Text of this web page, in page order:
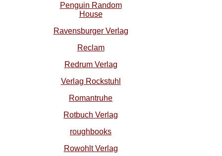
Penguin Random
House
Ravensburger Verlag
Reclam
Redrum Verlag
Verlag Rockstuhl
Romantruhe
Rotbuch Verlag
roughbooks
Rowohlt Verlag